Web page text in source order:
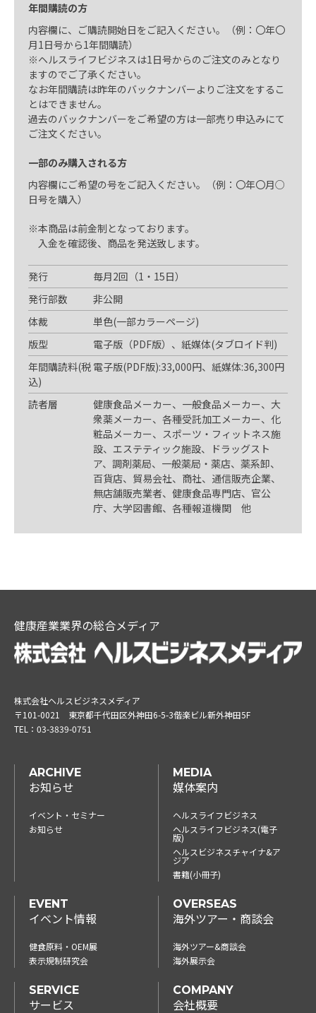
年間購読の方
内容欄に、ご購読開始日をご記入ください。（例：〇年〇
月1日号から1年間購読）
※ヘルスライフビジネスは1日号からのご注文のみとなり
ますのでご了承ください。
なお年間購読は昨年のバックナンバーよりご注文をするこ
とはできません。
過去のバックナンバーをご希望の方は一部売り申込みにて
ご注文ください。
一部のみ購入される方
内容欄にご希望の号をご記入ください。（例：〇年〇月○
日号を購入）
※本商品は前金制となっております。
入金を確認後、商品を発送致します。
発行
毎月2回（1・15日）
発行部数
非公開
体裁
単色(一部カラーページ)
版型
電子版（PDF版）、紙媒体(タブロイド判)
年間購読料(税
込)
電子版(PDF版):33,000円、紙媒体:36,300円
読者層
健康食品メーカー、一般食品メーカー、大
衆薬メーカー、各種受託加工メーカー、化
粧品メーカー、スポーツ・フィットネス施
設、エステティック施設、ドラッグスト
ア、調剤薬局、一般薬局・薬店、薬系卸、
百貨店、貿易会社、商社、通信販売企業、
無店舗販売業者、健康食品専門店、官公
庁、大学図書館、各種報道機関 他
健康産業業界の総合メディア
株式会社ヘルスビジネスメディア
〒101-0021 東京都千代田区外神田6-5-3偕楽ビル新外神田5F
TEL： 03-3839-0751
ARCHIVE
お知らせ
イベント・セミナー
お知らせ
MEDIA
媒体案内
ヘルスライフビジネス
ヘルスライフビジネス(電子
版)
ヘルスビジネスチャイナ&ア
ジア
書籍(小冊子)
EVENT
イベント情報
健食原料・OEM展
表示規制研究会
OVERSEAS
海外ツアー・商談会
海外ツアー&商談会
海外展示会
SERVICE
サービス
COMPANY
会社概要